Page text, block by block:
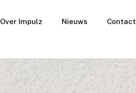
Over Impulz Nieuws Contact